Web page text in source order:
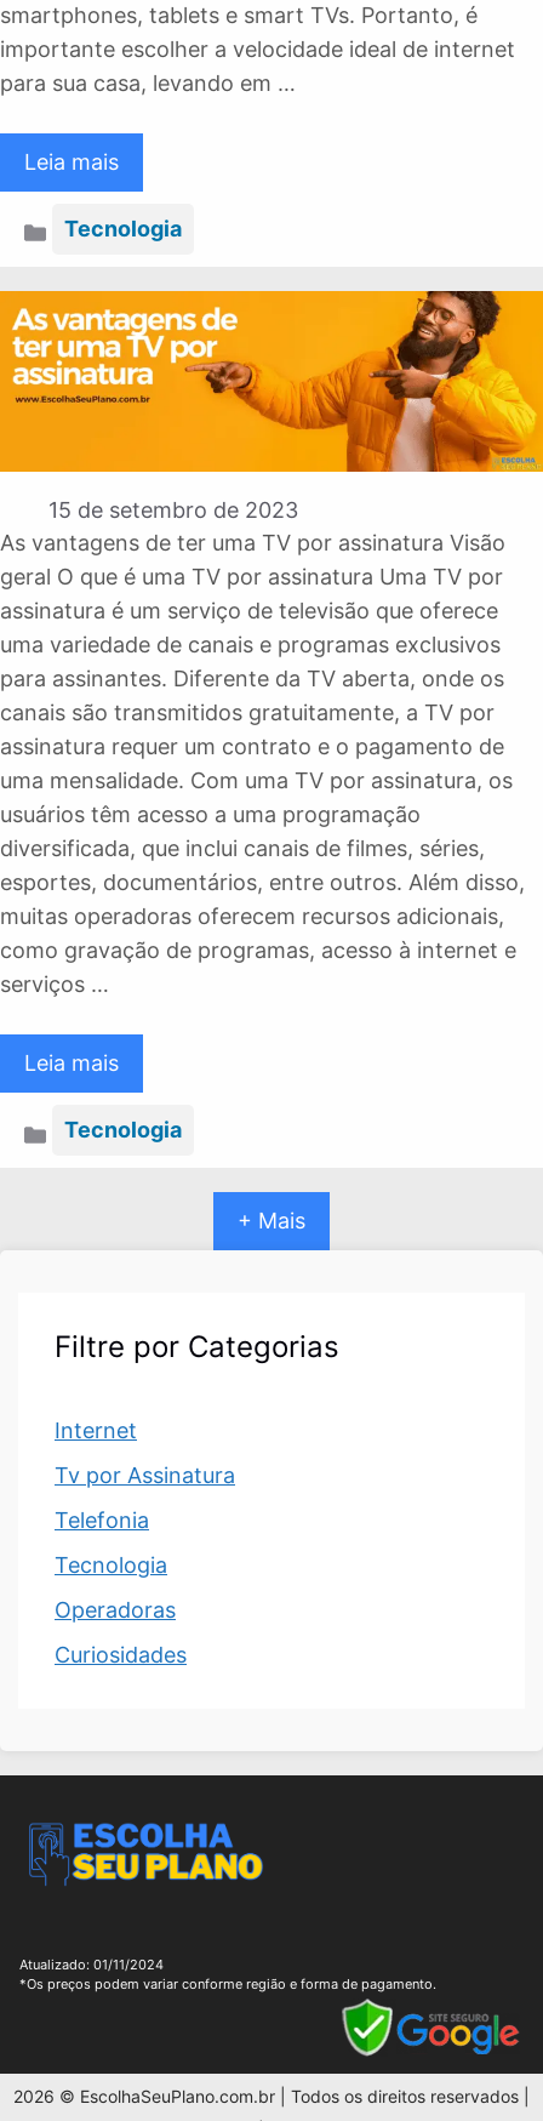
smartphones, tablets e smart TVs. Portanto, é
importante escolher a velocidade ideal de internet
para sua casa, levando em …
Leia mais
Categorias
Tecnologia
15 de setembro de 2023
As vantagens de ter uma TV por assinatura Visão
geral O que é uma TV por assinatura Uma TV por
assinatura é um serviço de televisão que oferece
uma variedade de canais e programas exclusivos
para assinantes. Diferente da TV aberta, onde os
canais são transmitidos gratuitamente, a TV por
assinatura requer um contrato e o pagamento de
uma mensalidade. Com uma TV por assinatura, os
usuários têm acesso a uma programação
diversificada, que inclui canais de filmes, séries,
esportes, documentários, entre outros. Além disso,
muitas operadoras oferecem recursos adicionais,
como gravação de programas, acesso à internet e
serviços …
Leia mais
Categorias
Tecnologia
+ Mais
Filtre por Categorias
Internet
Tv por Assinatura
Telefonia
Tecnologia
Operadoras
Curiosidades
Atualizado: 01/11/2024
*Os preços podem variar conforme região e forma de pagamento.
2026 © EscolhaSeuPlano.com.br | Todos os direitos reservados |